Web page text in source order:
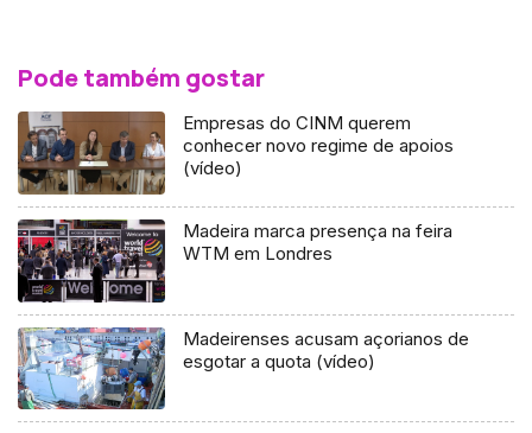
Pode também gostar
Empresas do CINM querem
conhecer novo regime de apoios
(vídeo)
Madeira marca presença na feira
WTM em Londres
Madeirenses acusam açorianos de
esgotar a quota (vídeo)